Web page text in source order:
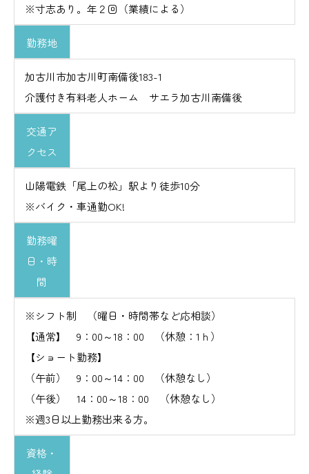
※寸志あり。年２回（業績による）
勤務地
加古川市加古川町南備後183-1
介護付き有料老人ホーム サエラ加古川南備後
交通ア
クセス
山陽電鉄「尾上の松」駅より徒歩10分
※バイク・車通勤OK!
勤務曜
日・時
間
※シフト制 （曜日・時間帯など応相談）
【通常】 9：00～18：00 （休憩：1ｈ）
【ショート勤務】
（午前） 9：00～14：00 （休憩なし）
（午後） 14：00～18：00 （休憩なし）
※週3日以上勤務出来る方。
資格・